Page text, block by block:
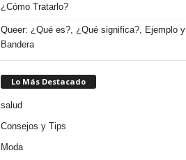
¿Cómo Tratarlo?
Queer: ¿Qué es?, ¿Qué significa?, Ejemplo y
Bandera
Lo Más Destacado
salud
Consejos y Tips
Moda